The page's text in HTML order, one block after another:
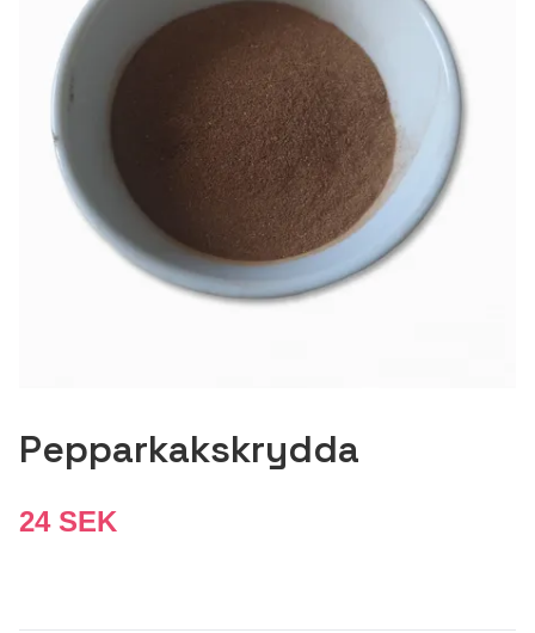
Pepparkakskrydda
24 SEK